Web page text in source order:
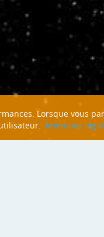
Lorsque vous
Mentions